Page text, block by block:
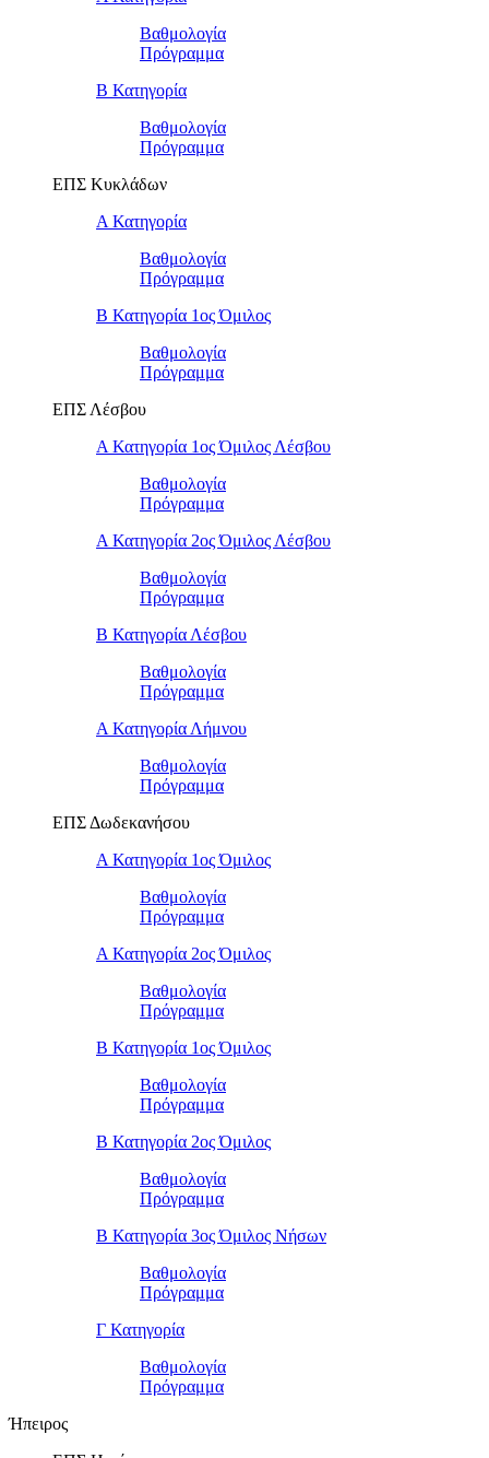
Βαθμολογία
Πρόγραμμα
Β Κατηγορία
Βαθμολογία
Πρόγραμμα
ΕΠΣ Κυκλάδων
Α Κατηγορία
Βαθμολογία
Πρόγραμμα
Β Κατηγορία 1ος Όμιλος
Βαθμολογία
Πρόγραμμα
ΕΠΣ Λέσβου
Α Κατηγορία 1ος Όμιλος Λέσβου
Βαθμολογία
Πρόγραμμα
Α Κατηγορία 2ος Όμιλος Λέσβου
Βαθμολογία
Πρόγραμμα
B Κατηγορία Λέσβου
Βαθμολογία
Πρόγραμμα
Α Κατηγορία Λήμνου
Βαθμολογία
Πρόγραμμα
ΕΠΣ Δωδεκανήσου
Α Κατηγορία 1ος Όμιλος
Βαθμολογία
Πρόγραμμα
Α Κατηγορία 2ος Όμιλος
Βαθμολογία
Πρόγραμμα
Β Κατηγορία 1ος Όμιλος
Βαθμολογία
Πρόγραμμα
Β Κατηγορία 2ος Όμιλος
Βαθμολογία
Πρόγραμμα
Β Κατηγορία 3ος Όμιλος Νήσων
Βαθμολογία
Πρόγραμμα
Γ Κατηγορία
Βαθμολογία
Πρόγραμμα
Ήπειρος